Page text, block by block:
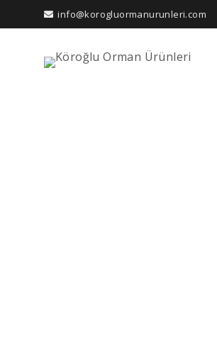
info@korogluormanurunleri.com
Arama: